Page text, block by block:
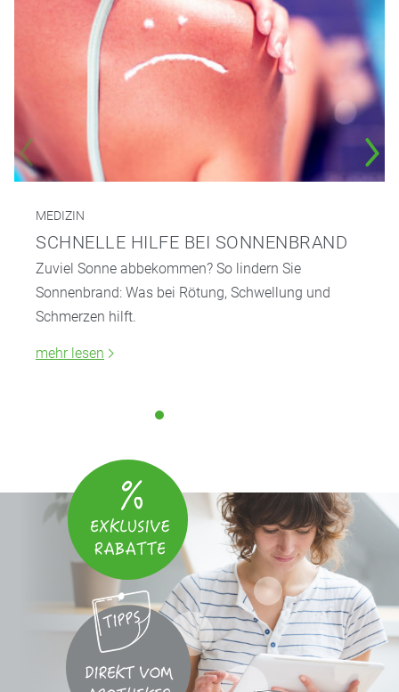
MEDIZIN
SCHNELLE HILFE BEI SONNENBRAND
Zuviel Sonne abbekommen? So lindern Sie
Sonnenbrand: Was bei Rötung, Schwellung und
Schmerzen hilft.
mehr lesen